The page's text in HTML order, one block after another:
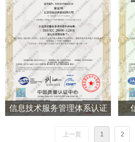
信息技术服务管理体系认证
上一页 1 2